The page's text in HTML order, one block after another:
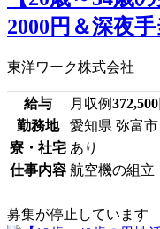
2000円＆深夜
東洋ワーク株式会社
給与 月収例372,500
勤務地
愛知県 弥富市
寮・社宅 あり
仕事内容 航空機の組立
募集が停止しています